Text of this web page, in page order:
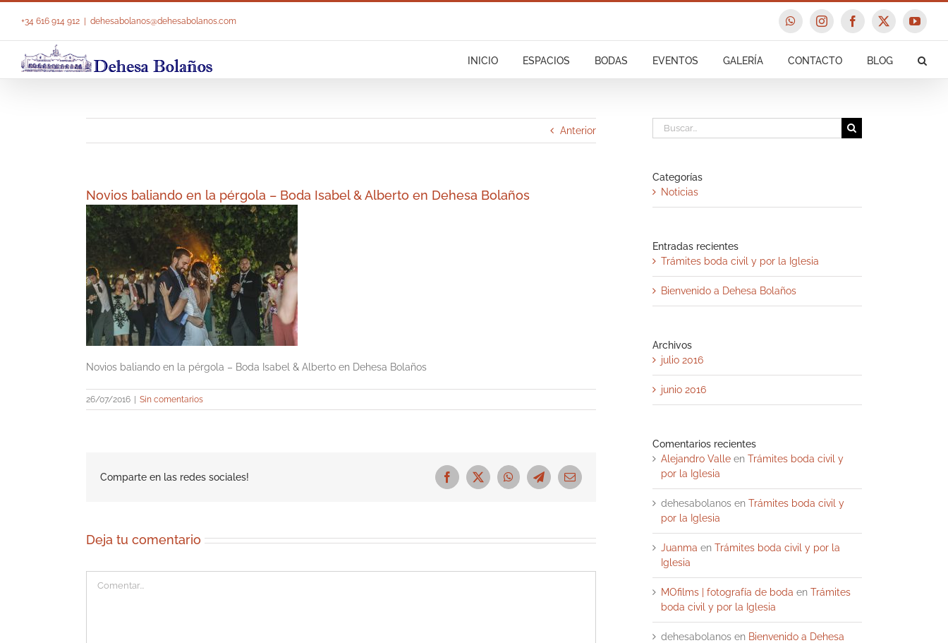
+34 616 914 912 dehesabolanos@dehesabolanos.com WhatsAppInstagramFacebook
X
INICIO ESPACIOS BODAS EVENTOS GALERÍA CONTACTO BLOG
Anterior
Novios baliando en la pérgola – Boda Isabel & Alberto en Dehesa Bolaños
Novios baliando en la pérgola – Boda Isabel & Alberto en Dehesa Bolaños
26/07/2016 Sin comentarios
Comparte en las redes sociales! Facebook
X WhatsAppTelegramCorreo
electrónico
Deja tu comentario
Buscar:
Categorías
Noticias
Entradas recientes
Trámites boda civil y por la Iglesia
Bienvenido a Dehesa Bolaños
Archivos
julio 2016
junio 2016
Comentarios recientes
Alejandro Valle en Trámites boda civil y
por la Iglesia
dehesabolanos en Trámites boda civil y
por la Iglesia
Juanma en Trámites boda civil y por la
Iglesia
MOfilms | fotografía de boda en Trámites
boda civil y por la Iglesia
dehesabolanos en Bienvenido a Dehesa